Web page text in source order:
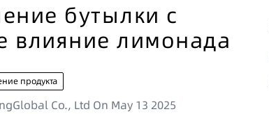
бутылки с
влияние лимонада
продукта
Co., Ltd On May 13 2025